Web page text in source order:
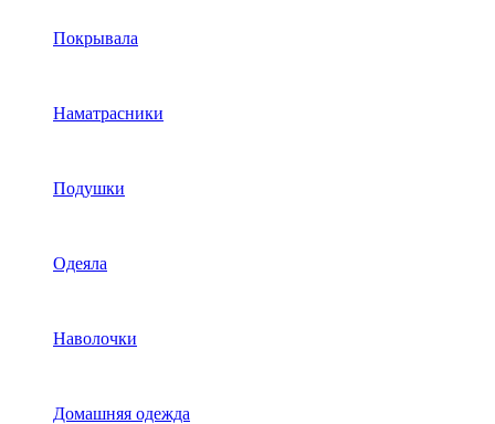
Покрывала
Наматрасники
Подушки
Одеяла
Наволочки
Домашняя одежда